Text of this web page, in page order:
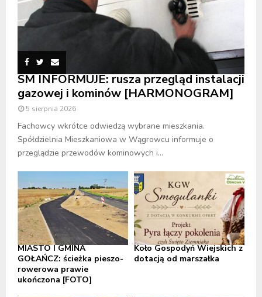
SM INFORMUJE: rusza przegląd instalacji
gazowej i kominów [HARMONOGRAM]
5 sierpnia 2026
Fachowcy wkrótce odwiedzą wybrane mieszkania.
Spółdzielnia Mieszkaniowa w Wągrowcu informuje o
przeglądzie przewodów kominowych i...
MIASTO I GMINA
GOŁAŃCZ: ścieżka pieszo-
rowerowa prawie
ukończona [FOTO]
Koło Gospodyń Wiejskich z
dotacją od marszałka